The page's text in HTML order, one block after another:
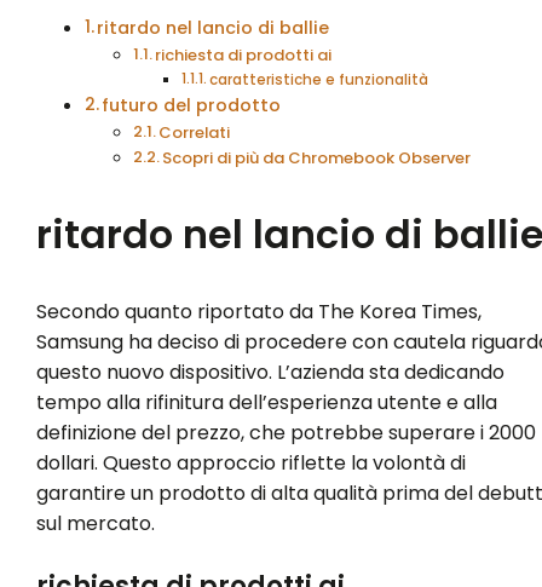
ritardo nel lancio di ballie
richiesta di prodotti ai
caratteristiche e funzionalità
futuro del prodotto
Correlati
Scopri di più da Chromebook Observer
ritardo nel lancio di
Secondo quanto riportato da The Korea Times,
Samsung ha deciso di procedere con cautela
questo nuovo dispositivo. L’azienda sta dedicando
tempo alla rifinitura dell’esperienza utente e alla
definizione del prezzo, che potrebbe superare i 2000
dollari. Questo approccio riflette la volontà di
garantire un prodotto di alta qualità prima del
sul mercato.